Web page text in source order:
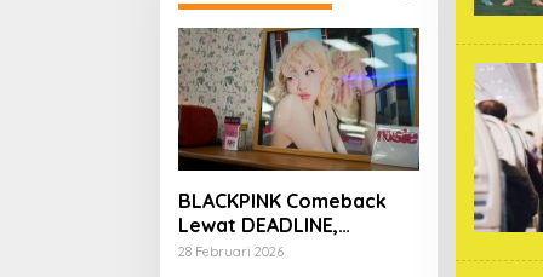
BLACKPINK Comeback
Lewat DEADLINE,
YouTube Tembus 100
28 Februari 2026